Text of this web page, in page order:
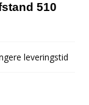
510
leveringstid